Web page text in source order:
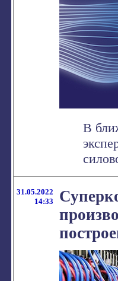
В
31.05.2022
14:33